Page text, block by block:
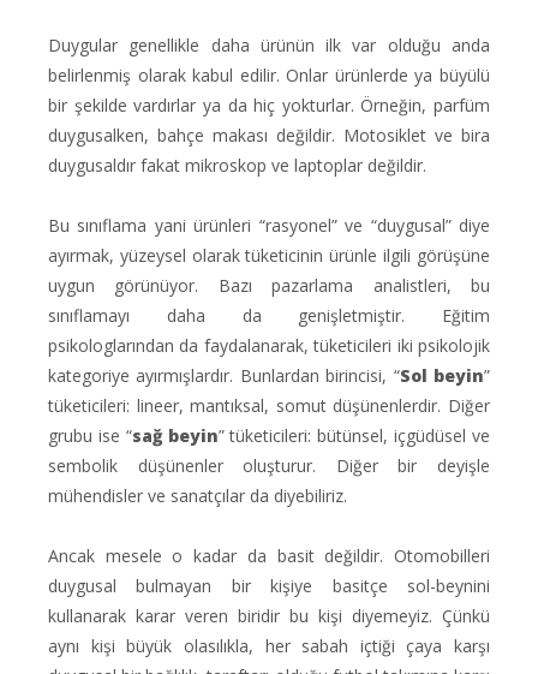
Duygular genellikle daha ürünün ilk var olduğu anda
belirlenmiş olarak kabul edilir. Onlar ürünlerde ya büyülü
bir şekilde vardırlar ya da hiç yokturlar. Örneğin, parfüm
duygusalken, bahçe makası değildir. Motosiklet ve bira
duygusaldır fakat mikroskop ve laptoplar değildir.
Bu sınıflama yani ürünleri “rasyonel” ve “duygusal” diye
ayırmak, yüzeysel olarak tüketicinin ürünle ilgili görüşüne
uygun görünüyor. Bazı pazarlama analistleri, bu
sınıflamayı daha da genişletmiştir. Eğitim
psikologlarından da faydalanarak, tüketicileri iki psikolojik
kategoriye ayırmışlardır. Bunlardan birincisi, “Sol beyin”
tüketicileri: lineer, mantıksal, somut düşünenlerdir. Diğer
grubu ise “sağ beyin” tüketicileri: bütünsel, içgüdüsel ve
sembolik düşünenler oluşturur. Diğer bir deyişle
mühendisler ve sanatçılar da diyebiliriz.
Ancak mesele o kadar da basit değildir. Otomobilleri
duygusal bulmayan bir kişiye basitçe sol-beynini
kullanarak karar veren biridir bu kişi diyemeyiz. Çünkü
aynı kişi büyük olasılıkla, her sabah içtiği çaya karşı